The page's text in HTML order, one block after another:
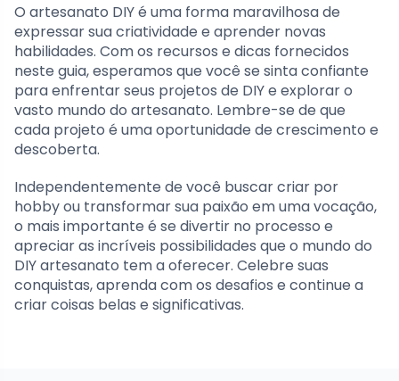
O artesanato DIY é uma forma maravilhosa de
expressar sua criatividade e aprender novas
habilidades. Com os recursos e dicas fornecidos
neste guia, esperamos que você se sinta confiante
para enfrentar seus projetos de DIY e explorar o
vasto mundo do artesanato. Lembre-se de que
cada projeto é uma oportunidade de crescimento e
descoberta.
Independentemente de você buscar criar por
hobby ou transformar sua paixão em uma vocação,
o mais importante é se divertir no processo e
apreciar as incríveis possibilidades que o mundo do
DIY artesanato tem a oferecer. Celebre suas
conquistas, aprenda com os desafios e continue a
criar coisas belas e significativas.